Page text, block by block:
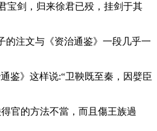
宝剑，归来徐君已殁，挂剑于其
的注文与《资治通鉴》一段几乎一
鉴》这样说:“卫鞅既至秦，因嬖臣
官的方法不當，而且傷王族過